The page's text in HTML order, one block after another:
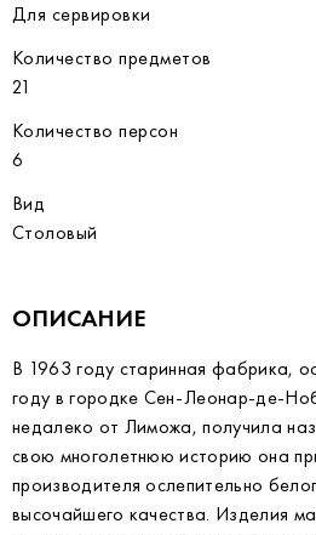
Для сервировки
Количество предметов
21
Количество персон
6
Вид
Столовый
ОПИСАНИЕ
В 1963 году старинная фабрика,
году в городке Сен-Леонар-де-
недалеко от Лиможа, получила
свою многолетнюю историю она
производителя ослепительно
высочайшего качества. Изделия